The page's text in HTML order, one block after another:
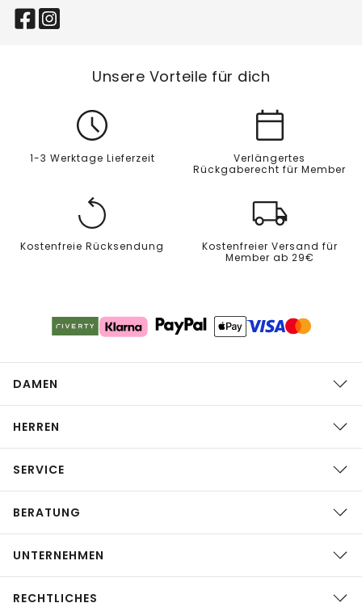
Unsere Vorteile für dich
1-3 Werktage Lieferzeit
Verlängertes
Rückgaberecht für Member
Kostenfreie Rücksendung
Kostenfreier Versand für
Member ab 29€
DAMEN
HERREN
SERVICE
BERATUNG
UNTERNEHMEN
RECHTLICHES